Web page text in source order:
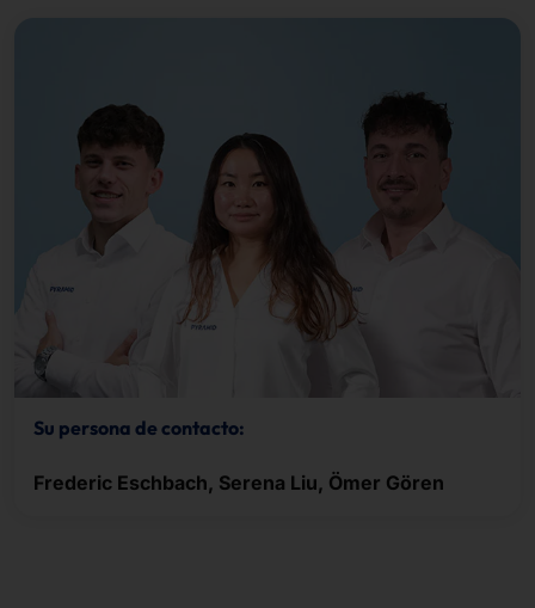
Su persona de contacto:
Frederic Eschbach, Serena Liu, Ömer Gören